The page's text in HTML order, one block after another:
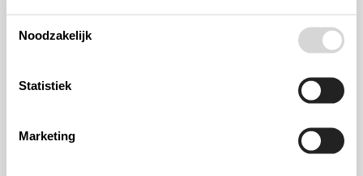
Noodzakelijk
Statistiek
Marketing